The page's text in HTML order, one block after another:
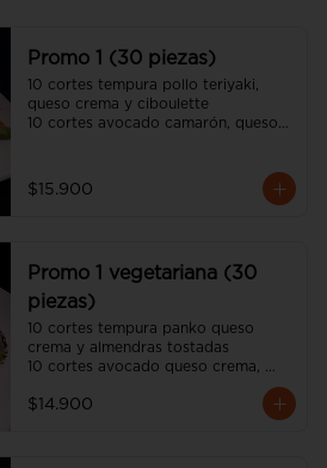
Promo 1 (30 piezas)
10 cortes tempura pollo teriyaki,
queso crema y ciboulette
10 cortes avocado camarón, queso
kanikama, queso crema y palta
(incluye 2 salsa soya y una salsa
$15.900
Promo 1 vegetariana (30
piezas)
10 cortes tempura panko queso
crema y almendras tostadas
10 cortes avocado queso crema,
10 cortes california sésamo palmito,
$14.900